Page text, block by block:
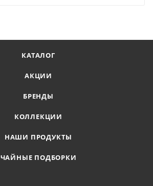
КАТАЛОГ
АКЦИИ
БРЕНДЫ
КОЛЛЕКЦИИ
НАШИ ПРОДУКТЫ
ЧАЙНЫЕ ПОДБОРКИ